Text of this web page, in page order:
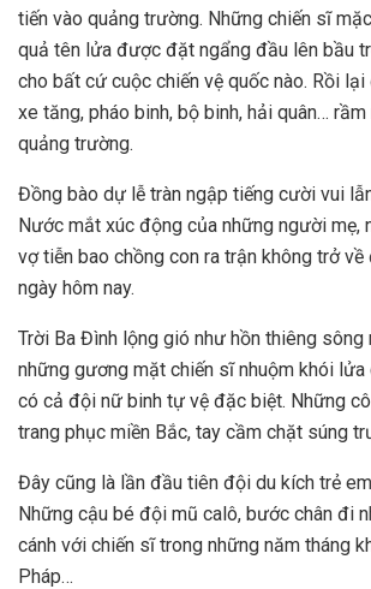
tiến vào quảng trường. Những chiến sĩ
quả tên lửa được đặt ngẩng đầu lên bầu
cho bất cứ cuộc chiến vệ quốc nào. Rồi
xe tăng, pháo binh, bộ binh, hải quân…
quảng trường.
Đồng bào dự lễ tràn ngập tiếng cười vui
Nước mắt xúc động của những người mẹ,
vợ tiễn bao chồng con ra trận không trở về
ngày hôm nay.
Trời Ba Đình lộng gió như hồn thiêng sông
những gương mặt chiến sĩ nhuộm khói
có cả đội nữ binh tự vệ đặc biệt. Những
trang phục miền Bắc, tay cầm chặt súng
Đây cũng là lần đầu tiên đội du kích trẻ
Những cậu bé đội mũ calô, bước chân đi
cánh với chiến sĩ trong những năm tháng
Pháp…